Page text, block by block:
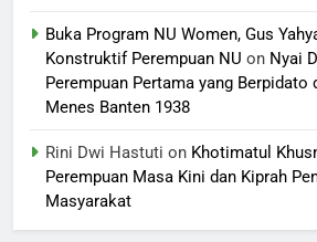
Buka Program NU Women, Gus
Konstruktif Perempuan NU on Nyai
Perempuan Pertama yang Berpidato
Menes Banten 1938
Rini Dwi Hastuti on Khotimatul
Perempuan Masa Kini dan Kiprah
Masyarakat